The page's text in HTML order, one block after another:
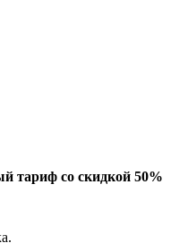
тариф со скидкой 50%